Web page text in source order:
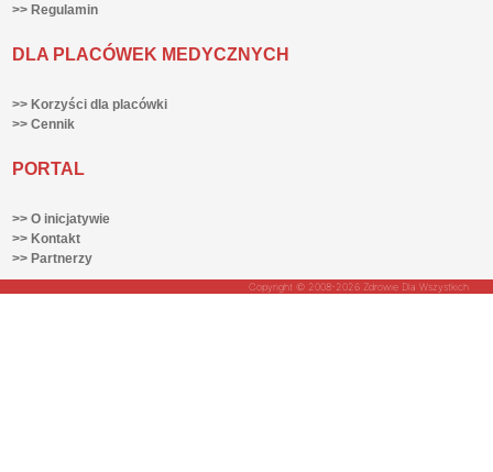
>> Regulamin
DLA PLACÓWEK MEDYCZNYCH
>> Korzyści dla placówki
>> Cennik
PORTAL
>> O inicjatywie
>> Kontakt
>> Partnerzy
Copyright © 2008-2026 Zdrowie Dla Wszystkich